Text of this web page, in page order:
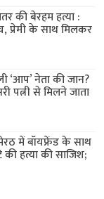
की बेरहम हत्या :
प्रेमी के साथ मिलकर
‘आप’ नेता की जान?
पत्नी से मिलने जाता
में बॉयफ्रेंड के साथ
हत्या की साजिश;